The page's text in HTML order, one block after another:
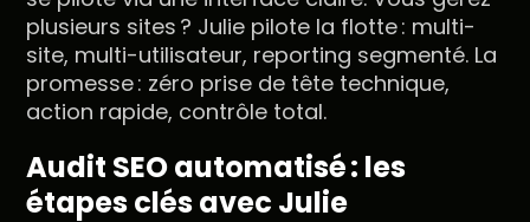
plusieurs sites ? Julie pilote la flotte : multi-
site, multi-utilisateur, reporting segmenté. La
promesse : zéro prise de tête technique,
action rapide, contrôle total.
Audit SEO automatisé : les
étapes clés avec Julie